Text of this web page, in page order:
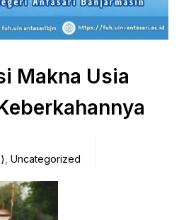
Makna Usia
Uncategorized